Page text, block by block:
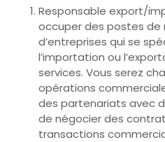
Responsable export/
occuper des postes de
d’entreprises qui se
l’importation ou
services. Vous serez
opérations
des partenariats avec
de négocier des
transactions